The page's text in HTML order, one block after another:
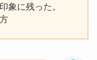
象に残った。